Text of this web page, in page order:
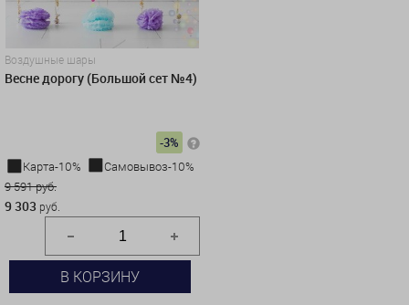
Воздушные шары
Весне дорогу (Большой сет №4)
-3%
Карта-10%
Самовывоз-10%
9 591 руб.
9 303 руб.
В КОРЗИНУ